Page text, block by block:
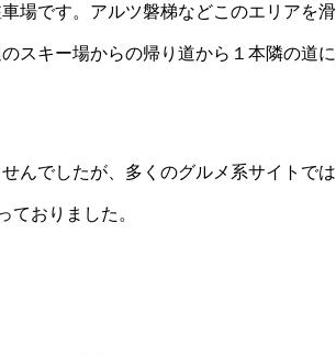
場です。アルツ磐梯などこのエリアを
スキー場からの帰り道から１本隣の道
んでしたが、多くのグルメ系サイトで
ておりました。